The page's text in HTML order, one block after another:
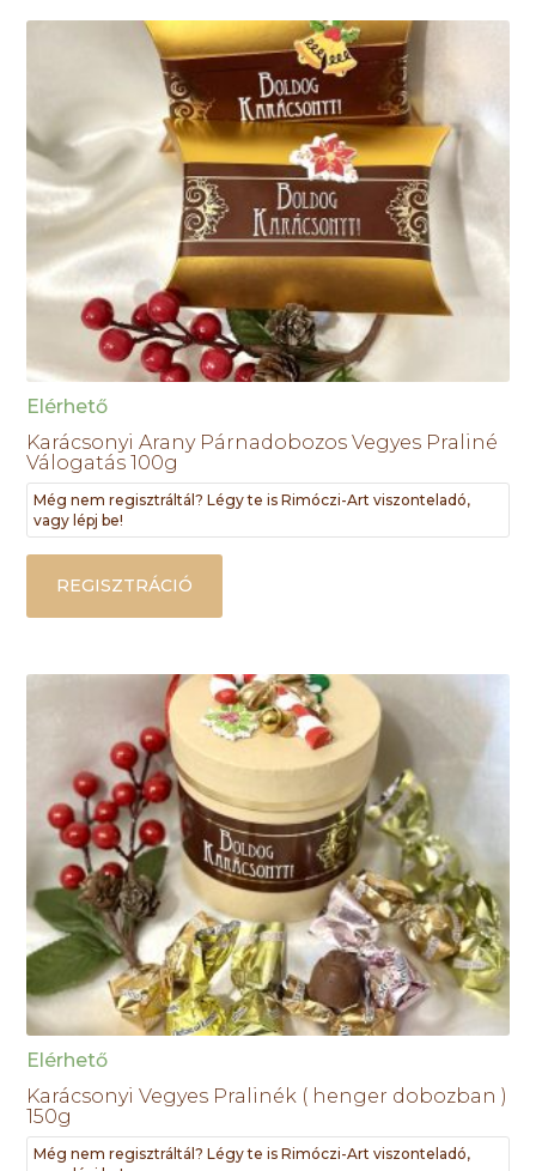
Elérhető
Karácsonyi Arany Párnadobozos Vegyes Praliné
Válogatás 100g
Még nem regisztráltál? Légy te is Rimóczi-Art viszonteladó,
vagy lépj be!
REGISZTRÁCIÓ
Elérhető
Karácsonyi Vegyes Pralinék ( henger dobozban )
150g
Még nem regisztráltál? Légy te is Rimóczi-Art viszonteladó,